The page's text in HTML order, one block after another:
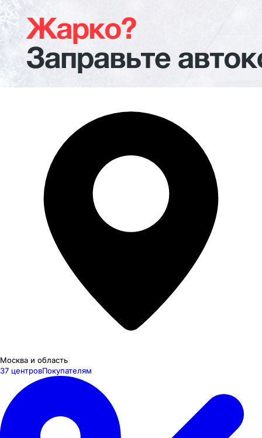
Москва и область
37 центровПокупателям